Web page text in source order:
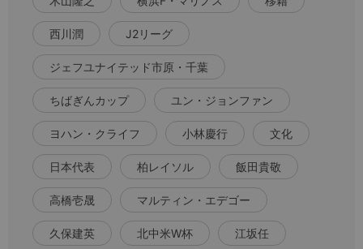
西川潤 J2リーグ
ジェフユナイテッド市原・千葉
ちばぎんカップ ユン・ジョンファン
ヨハン・クライフ 小林慶行 文化
日本代表 柏レイソル 飯田貴敬
高橋壱晟 マルティン・エデゴー
久保建英 北中米W杯 江坂任